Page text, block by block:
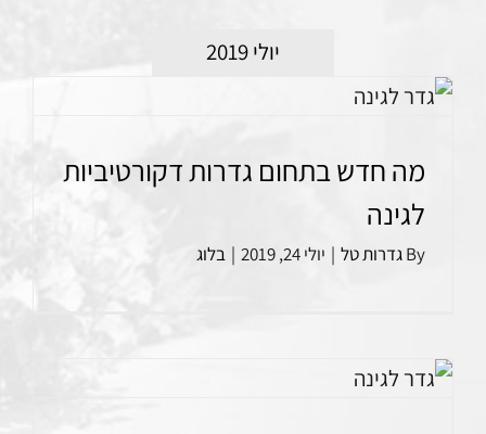
יולי 2019
מה חדש בתחום גדרות דקורטיביות
לגינה
Byגדרות טל | יולי 24, 2019 | בלוג